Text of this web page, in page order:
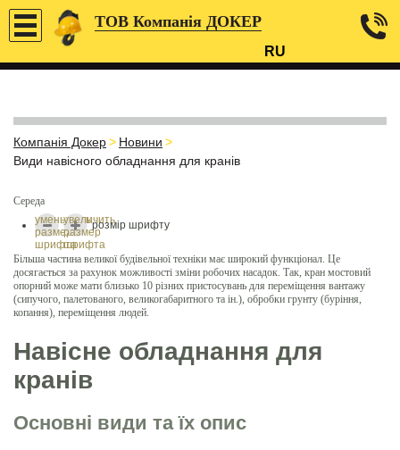
ТОВ Компанія ДОКЕР
RU
Компанія Докер> Новини >
Види навісного обладнання для кранів
Середа
розмір шрифту
уменьшить
размер
шрифта
увеличить
размер
шрифта
Більша частина великої будівельної техніки має широкий функціонал. Це
досягається за рахунок можливості зміни робочих насадок. Так, кран мостовий
опорний може мати близько 10 різних пристосувань для переміщення вантажу
(сипучого, палетованого, великогабаритного та ін.), обробки грунту (буріння,
копання), переміщення людей.
Навісне обладнання для
кранів
Основні види та їх опис